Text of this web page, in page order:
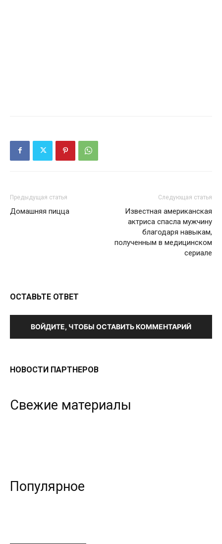
Предыдущая статья
Домашняя пицца
Следующая статья
Известная американская
актриса спасла мужчину
благодаря навыкам,
полученным в медицинском
сериале
ОСТАВЬТЕ ОТВЕТ
ВОЙДИТЕ, ЧТОБЫ ОСТАВИТЬ КОММЕНТАРИЙ
НОВОСТИ ПАРТНЕРОВ
Свежие материалы
Популярное